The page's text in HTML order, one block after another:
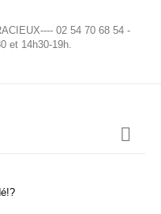
02 54 70 68 54 -
et 14h30-19h.